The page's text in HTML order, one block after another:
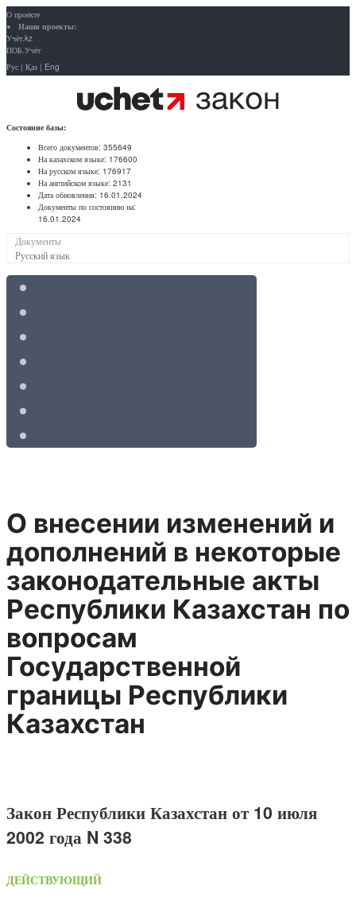
О проекте
Наши проекты:
Учёт.kz
ПОБ.Учёт
Рус | Қаз | Eng
Состояние базы:
Всего документов: 355649
На казахском языке: 176600
На русском языке: 176917
На английском языке: 2131
Дата обновления: 16.01.2024
Документы по состоянию на:
16.01.2024
Документы
Русский язык
О внесении изменений и
дополнений в некоторые
законодательные акты
Республики Казахстан по
вопросам
Государственной
границы Республики
Казахстан
Закон Республики Казахстан от 10 июля
2002 года N 338
ДЕЙСТВУЮЩИЙ